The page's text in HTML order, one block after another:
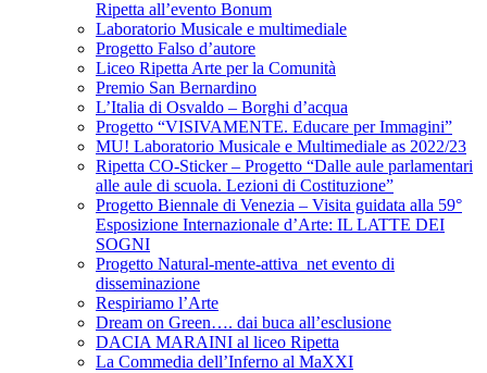
Ripetta all’evento Bonum
Laboratorio Musicale e multimediale
Progetto Falso d’autore
Liceo Ripetta Arte per la Comunità
Premio San Bernardino
L’Italia di Osvaldo – Borghi d’acqua
Progetto “VISIVAMENTE. Educare per Immagini”
MU! Laboratorio Musicale e Multimediale as 2022/23
Ripetta CO-Sticker – Progetto “Dalle aule parlamentari
alle aule di scuola. Lezioni di Costituzione”
Progetto Biennale di Venezia – Visita guidata alla 59°
Esposizione Internazionale d’Arte: IL LATTE DEI
SOGNI
Progetto Natural-mente-attiva_net evento di
disseminazione
Respiriamo l’Arte
Dream on Green…. dai buca all’esclusione
DACIA MARAINI al liceo Ripetta
La Commedia dell’Inferno al MaXXI